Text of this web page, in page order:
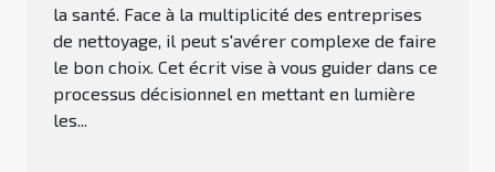
la santé. Face à la multiplicité des entreprises
de nettoyage, il peut s'avérer complexe de faire
le bon choix. Cet écrit vise à vous guider dans ce
processus décisionnel en mettant en lumière
les...